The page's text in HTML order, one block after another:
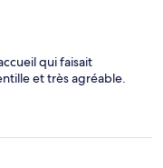
qui faisait
et très agréable.